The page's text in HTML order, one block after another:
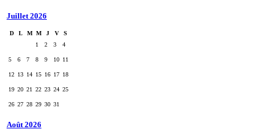
Juillet 2026
D L M M J V
S
1
2 3 4
5 6 7 8 9 10 11
12 13 14 15 16 17 18
19 20 21 22 23 24 25
26 27 28 29 30 31
Août 2026